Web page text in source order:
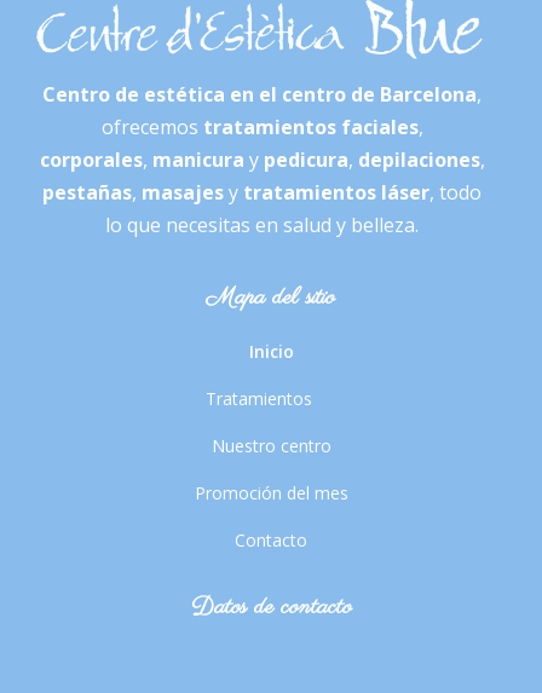
Centro de estética en el centro de Barcelona,
ofrecemos tratamientos faciales,
corporales, manicura y pedicura, depilaciones,
pestañas, masajesy tratamientos láser, todo
lo que necesitas en salud y belleza.
Mapa del sitio
Inicio
Tratamientos
Nuestro centro
Promoción del mes
Contacto
Datos de contacto